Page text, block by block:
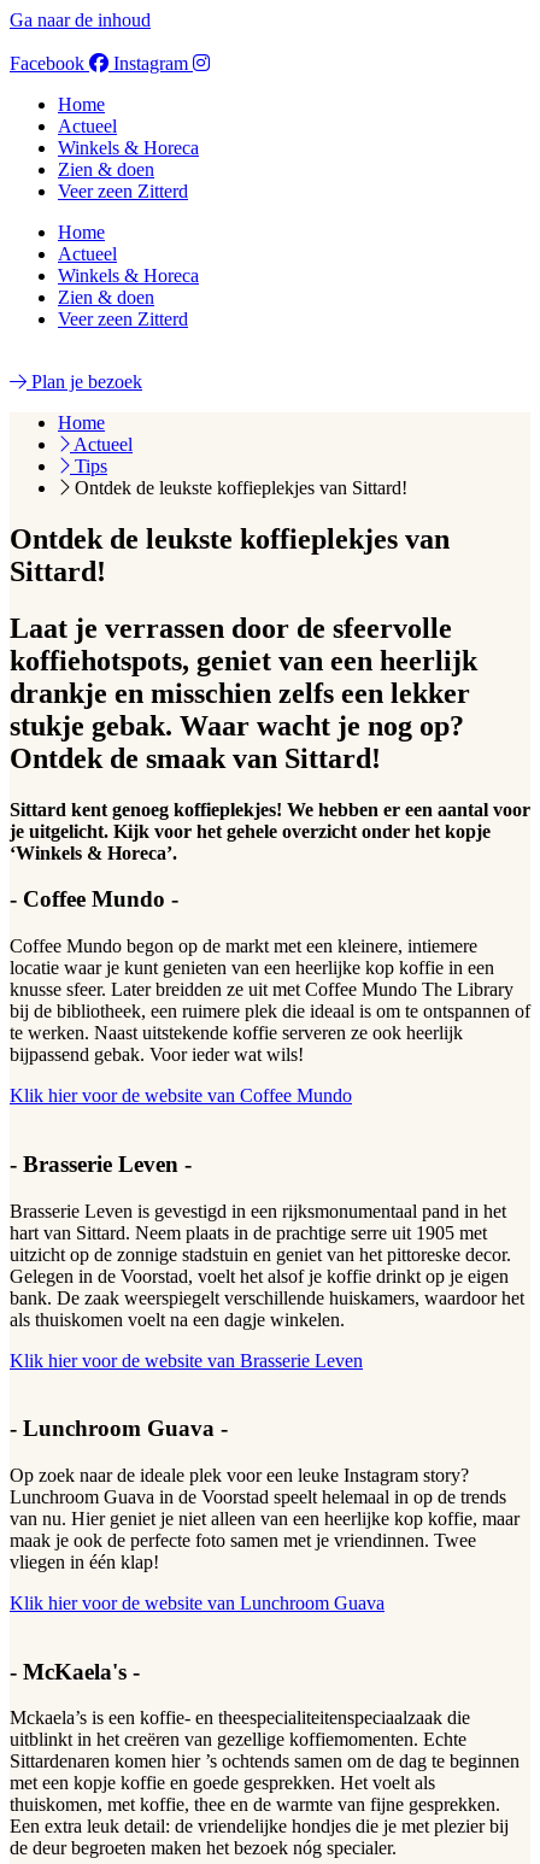
Ga naar de inhoud
Facebook
Instagram
Home
Actueel
Winkels & Horeca
Zien & doen
Veer zeen Zitterd
Home
Actueel
Winkels & Horeca
Zien & doen
Veer zeen Zitterd
Plan je bezoek
Home
Actueel
Tips
Ontdek de leukste koffieplekjes van Sittard!
Ontdek de leukste koffieplekjes van
Sittard!
Laat je verrassen door de sfeervolle
koffiehotspots, geniet van een heerlijk
drankje en misschien zelfs een lekker
stukje gebak. Waar wacht je nog op?
Ontdek de smaak van Sittard!
Sittard kent genoeg koffieplekjes! We hebben er een aantal voor
je uitgelicht. Kijk voor het gehele overzicht onder het kopje
‘Winkels & Horeca’.
- Coffee Mundo -
Coffee Mundo begon op de markt met een kleinere, intiemere
locatie waar je kunt genieten van een heerlijke kop koffie in een
knusse sfeer. Later breidden ze uit met Coffee Mundo The Library
bij de bibliotheek, een ruimere plek die ideaal is om te ontspannen of
te werken. Naast uitstekende koffie serveren ze ook heerlijk
bijpassend gebak. Voor ieder wat wils!
Klik hier voor de website van Coffee Mundo
- Brasserie Leven -
Brasserie Leven is gevestigd in een rijksmonumentaal pand in het
hart van Sittard. Neem plaats in de prachtige serre uit 1905 met
uitzicht op de zonnige stadstuin en geniet van het pittoreske decor.
Gelegen in de Voorstad, voelt het alsof je koffie drinkt op je eigen
bank. De zaak weerspiegelt verschillende huiskamers, waardoor het
als thuiskomen voelt na een dagje winkelen.
Klik hier voor de website van Brasserie Leven
- Lunchroom Guava -
Op zoek naar de ideale plek voor een leuke Instagram story?
Lunchroom Guava in de Voorstad speelt helemaal in op de trends
van nu. Hier geniet je niet alleen van een heerlijke kop koffie, maar
maak je ook de perfecte foto samen met je vriendinnen. Twee
vliegen in één klap!
Klik hier voor de website van Lunchroom Guava
- McKaela's -
Mckaela’s is een koffie- en theespecialiteitenspeciaalzaak die
uitblinkt in het creëren van gezellige koffiemomenten. Echte
Sittardenaren komen hier ’s ochtends samen om de dag te beginnen
met een kopje koffie en goede gesprekken. Het voelt als
thuiskomen, met koffie, thee en de warmte van fijne gesprekken.
Een extra leuk detail: de vriendelijke hondjes die je met plezier bij
de deur begroeten maken het bezoek nóg specialer.